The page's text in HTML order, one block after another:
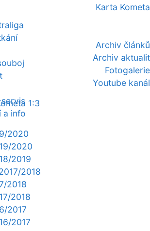
Karta Kometa
Archiv článků
Archiv aktualit
Fotogalerie
Youtube kanál
1:3
a info
2020
2020
2019
2018
2018
2018
2017
2017